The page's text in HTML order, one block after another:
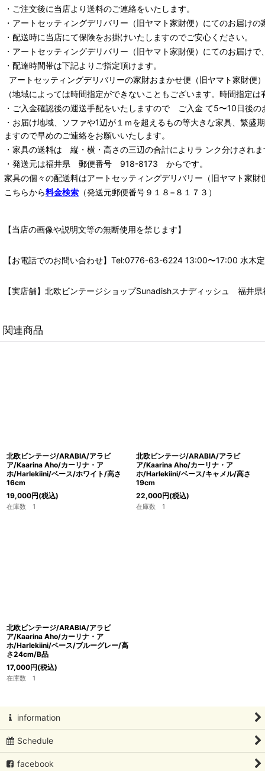
・ご注文後に当店より送料のご連絡をいたします。
・ アートセッティングデリバリー （旧ヤマト家財便） にてのお届けの
・配送時に当店にて保険をお掛けいたしますのでご安心ください。
・ アートセッティングデリバリー （旧ヤマト家財便） にてのお届けで
・配達時間帯は下記よりご指定頂けます。
アートセッティングデリバリーの家財おまかせ便 （旧ヤマト家財便
（地域によっては時間指定ができないこともございます。時間指定
・ご入金確認後の運送手配をいたしますので ご入金 て5〜10日後の
・お届け地域、ソファや1辺が１ｍを超えるもの等大きな家具、繁
ますので早めのご連絡をお願いいたします。
・家具の送料は 縦・横・高さの三辺の合計によりラ ンク分けされま
・発送元は福井県 郵便番号 918-8173 からです。
家具の個々の配送料はアートセッティングデリバリー （旧ヤマト家財
こちらから料金検索 （発送元郵便番号９１８−８１７３）
【当店の画像や説明文等の無断使用を禁じます】
【お電話でのお問い合わせ】Tel:0776-63-6224 13:00〜17:00 水木
【実店舗】北欧ビンテージショップSunadishスナディッシュ 福井
関連商品
北欧ビンテージ/ARABIA/アラビ
ア/Kaarina Aho/カーリナ・ア
ホ/Harlekiini/ベース/ホワイト/高さ
16cm
19,000円(税込)
在庫数 1
北欧ビンテージ/ARABIA/アラビ
ア/Kaarina Aho/カーリナ・ア
ホ/Harlekiini/ベース/キャメル/高さ
19cm
22,000円(税込)
在庫数 1
北欧ビンテージ/ARABIA/アラビ
ア/Kaarina Aho/カーリナ・ア
ホ/Harlekiini/ベース/ブルーグレー/高
さ24cm/B品
17,000円(税込)
在庫数 1
information
Schedule
facebook